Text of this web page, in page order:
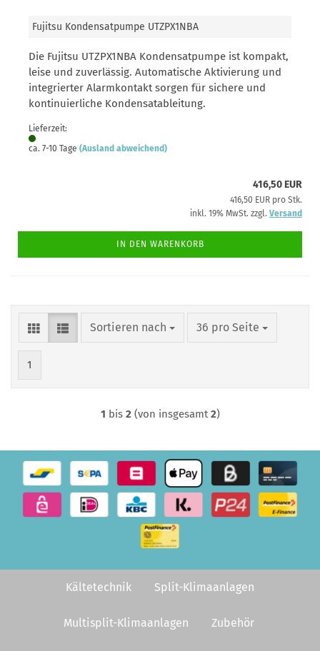
Fujitsu Kondensatpumpe UTZPX1NBA
Die Fujitsu UTZPX1NBA Kondensatpumpe ist kompakt,
leise und zuverlässig. Automatische Aktivierung und
integrierter Alarmkontakt sorgen für sichere und
kontinuierliche Kondensatableitung.
Lieferzeit:
ca. 7-10 Tage (Ausland abweichend)
416,50 EUR
416,50 EUR pro Stk.
inkl. 19% MwSt. zzgl. Versand
IN DEN WARENKORB
Sortieren nach
Sortieren nach 36 pro Seite
pro Seite
1
1 bis 2(von insgesamt2)
Kältetechnik Split-Klimaanlagen
Multisplit-Klimaanlagen Zubehör